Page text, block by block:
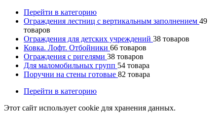
Перейти в категорию
Ограждения лестниц с вертикальным заполнением 49
товаров
Ограждения для детских учреждений 38 товаров
Ковка. Лофт. Отбойники 66 товаров
Ограждения с ригелями 38 товаров
Для маломобильных групп 54 товара
Поручни на стены готовые 82 товара
Перейти в категорию
Этот сайт использует cookie для хранения данных.